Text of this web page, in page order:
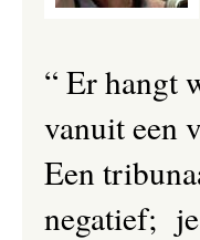
“ Er hangt
vanuit een
Een
negatief; je